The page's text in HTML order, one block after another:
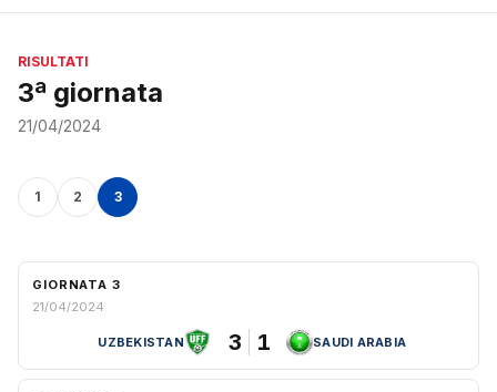
RISULTATI
3ª giornata
21/04/2024
1 2 3
GIORNATA 3
21/04/2024
UZBEKISTAN 3 1 SAUDI ARABIA